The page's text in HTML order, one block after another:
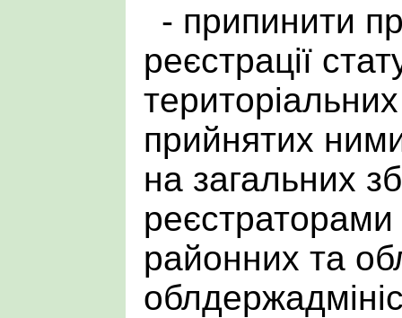
- припинити
реєстрації
прийнятих
на загальних
районних та